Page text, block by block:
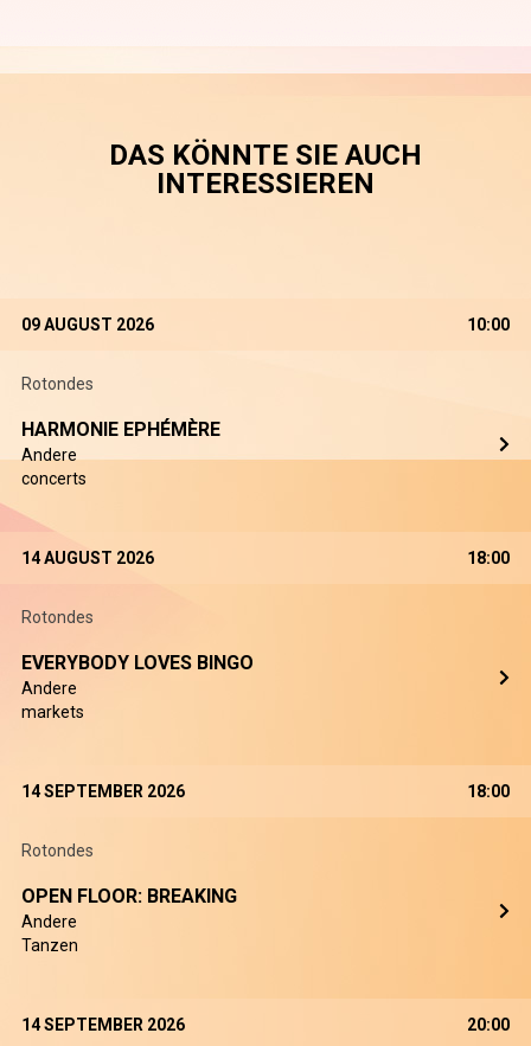
DAS KÖNNTE SIE AUCH
INTERESSIEREN
09 AUGUST 2026 10:00
Rotondes
HARMONIE EPHÉMÈRE
Andere
concerts
14 AUGUST 2026 18:00
Rotondes
EVERYBODY LOVES BINGO
Andere
markets
14 SEPTEMBER 2026 18:00
Rotondes
OPEN FLOOR: BREAKING
Andere
Tanzen
14 SEPTEMBER 2026 20:00